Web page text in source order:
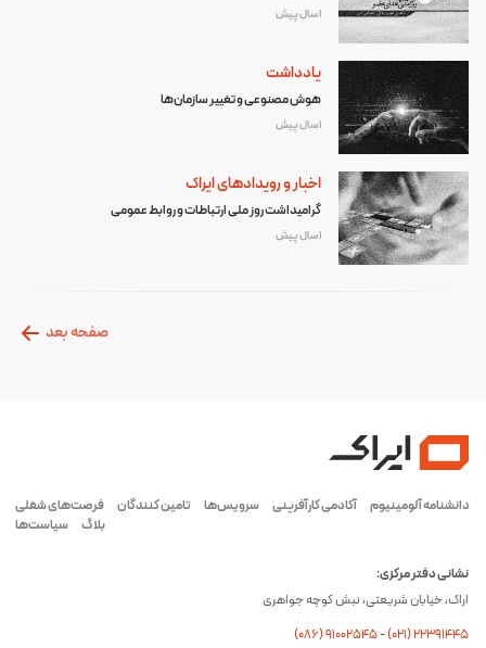
1 سال پیش
یادداشت
هوش مصنوعی و تغییر سازمان‌ها
1 سال پیش
اخبار و رویدادهای ایراک
گرامیداشت روز ملی ارتباطات و روابط عمومی
1 سال پیش
صفحه بعد
دانشنامه آلومینیوم آکادمی کارآفرینی سرویس‌ها تامین کنندگان
فرصت‌های شغلی
بلاگ
سیاست‌ها
نشانی دفتر مرکزی:
اراک، خیابان شریعتی، نبش کوچه جواهری
(۰۸۶) ۹۱۰۰۲۵۴۵-(۰21) 22391445